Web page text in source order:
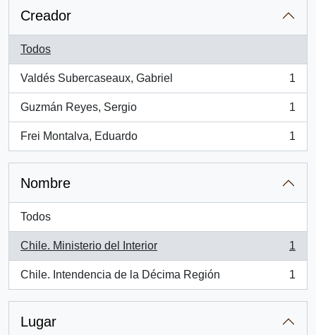
Creador
Todos
Valdés Subercaseaux, Gabriel
, 1 resultados
1
Guzmán Reyes, Sergio
, 1 resultados
1
Frei Montalva, Eduardo
, 1 resultados
1
Nombre
Todos
Chile. Ministerio del Interior
, 1 resultados
1
Chile. Intendencia de la Décima Región
, 1 resultados
1
Lugar